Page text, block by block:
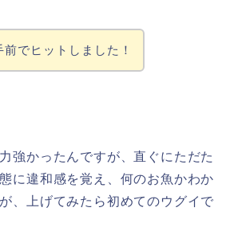
前でヒットしました！
強かったんですが、直ぐにただた
に違和感を覚え、何のお魚かわか
、上げてみたら初めてのウグイで